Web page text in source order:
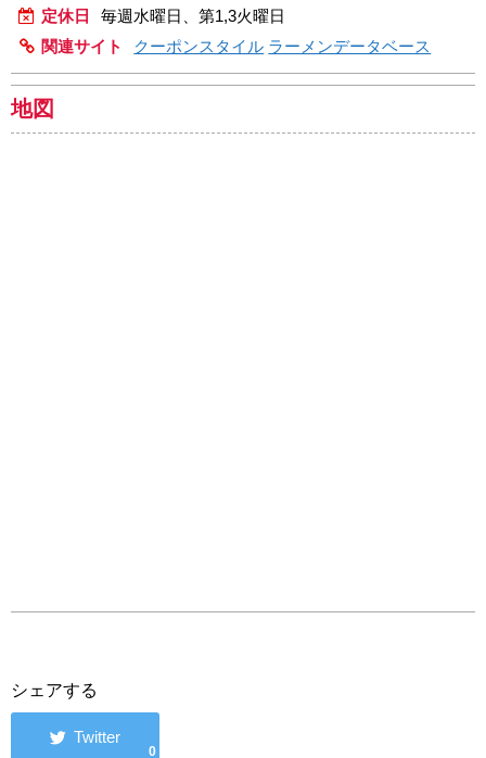
定休日
毎週水曜日、第1,3火曜日
関連サイト
クーポンスタイル ラーメンデータベース
地図
シェアする
0